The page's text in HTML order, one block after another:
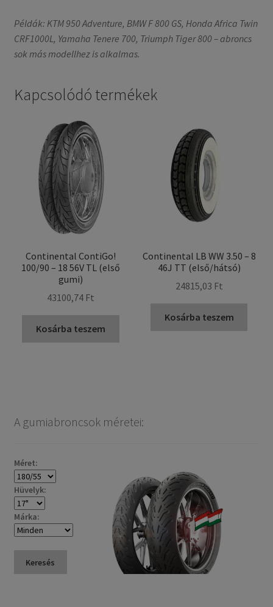
Példák: KTM 950 Adventure, BMW F 800 GS, Honda Africa Twin
CRF1000L, Yamaha Tenere 700, Triumph Tiger 800 – abroncs
sok más modellhez is alkalmas.
Kapcsolódó termékek
Continental ContiGo!
100/90 – 18 56V TL (első
gumi)
43100,74 Ft
Kosárba teszem
Continental LB WW 3.50 – 8
46J TT (első/hátsó)
24815,03 Ft
Kosárba teszem
A gumiabroncsok méretei:
Méret:
Hüvelyk:
Márka:
Keresés